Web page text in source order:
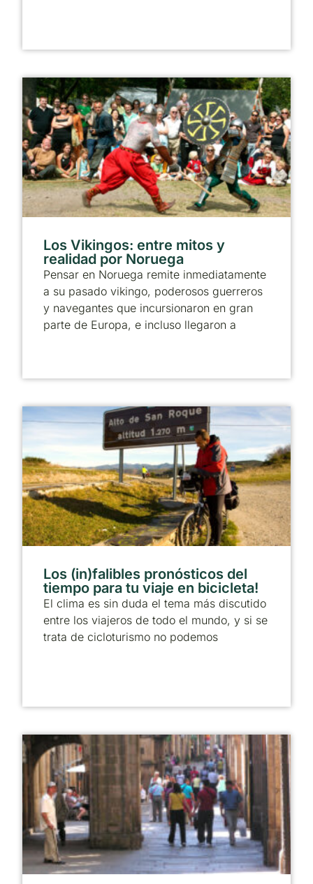
Los Vikingos: entre mitos y
realidad por Noruega
Pensar en Noruega remite inmediatamente
a su pasado vikingo, poderosos guerreros
y navegantes que incursionaron en gran
parte de Europa, e incluso llegaron a
Los (in)falibles pronósticos del
tiempo para tu viaje en bicicleta!
El clima es sin duda el tema más discutido
entre los viajeros de todo el mundo, y si se
trata de cicloturismo no podemos